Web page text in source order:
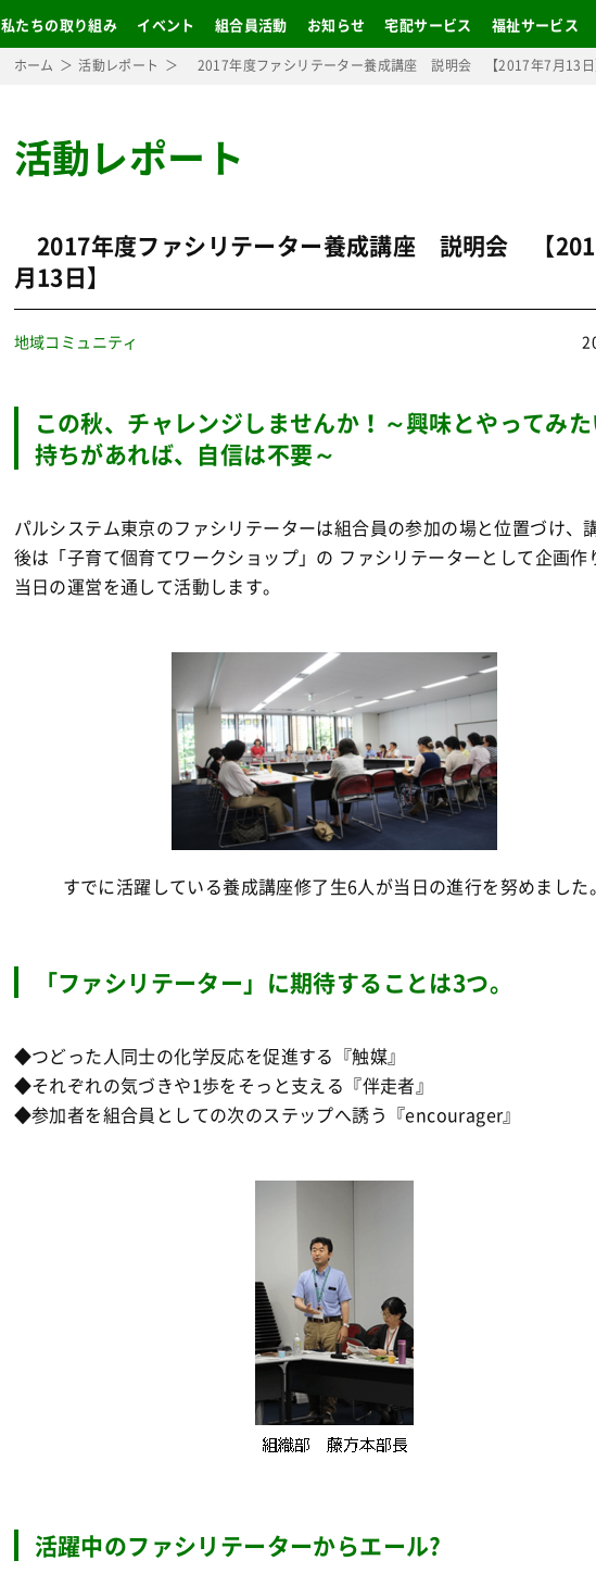
私たちの取り組み イベント 組合員活動 お知らせ 宅配サービス 福祉サービス
ホーム 活動レポート 2017年度ファシリテーター養成講座 説明会 【2017年7月13日
活動レポート
2017年度ファシリテーター養成講座 説明会 【
月13日】
地域コミュニティ
この秋、チャレンジしませんか！～興味とやってみ
持ちがあれば、自信は不要～
パルシステム東京のファシリテーターは組合員の参加の場と位置づけ、
後は「子育て個育てワークショップ」の ファシリテーターとして企画作
当日の運営を通して活動します。
すでに活躍している養成講座修了生6人が当日の進行を努めました。
「ファシリテーター」に期待することは3つ。
◆つどった人同士の化学反応を促進する『触媒』
◆それぞれの気づきや1歩をそっと支える『伴走者』
◆参加者を組合員としての次のステップへ誘う『encourager』
活躍中のファシリテーターからエール?